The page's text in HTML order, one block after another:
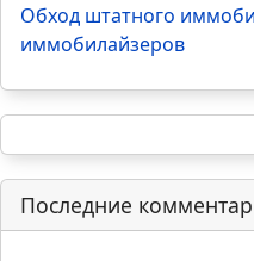
Обход штатного
иммобилайзеров
Последние